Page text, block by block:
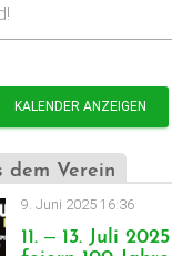
KALENDER ANZEIGEN
dem Verein
9. Juni 2025 16:36
11. – 13. Juli